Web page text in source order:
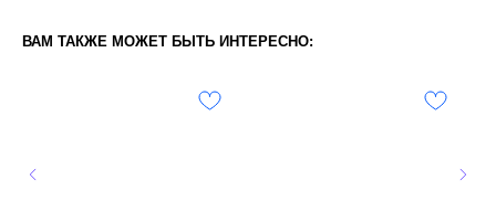
ВАМ ТАКЖЕ МОЖЕТ БЫТЬ ИНТЕРЕСНО: